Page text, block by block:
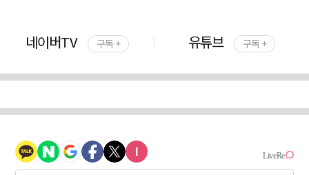
네이버TV 구독 + 유튜브 구독 +